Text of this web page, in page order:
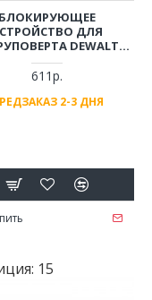
БЛОКИРУЮЩЕЕ
ДЛЯ
DEWALT
DCD710, DCD710C2P
611р.
2-3 ДНЯ
15